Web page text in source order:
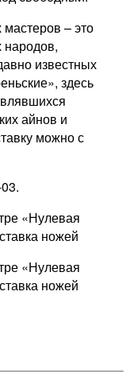
– это
известных
здесь
айнов и
можно с